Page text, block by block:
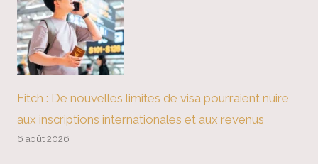
Fitch : De nouvelles limites de visa pourraient nuire
aux inscriptions internationales et aux revenus
6 août 2026